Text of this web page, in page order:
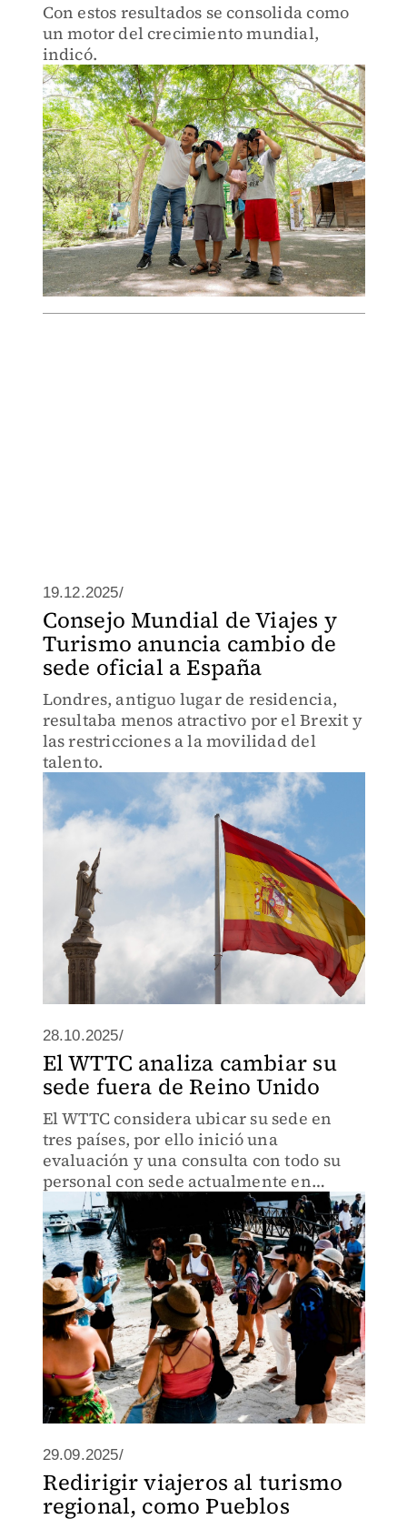
Con estos resultados se consolida como
un motor del crecimiento mundial,
indicó.
19.12.2025/
Consejo Mundial de Viajes y
Turismo anuncia cambio de
sede oficial a España
Londres, antiguo lugar de residencia,
resultaba menos atractivo por el Brexit y
las restricciones a la movilidad del
talento.
28.10.2025/
El WTTC analiza cambiar su
sede fuera de Reino Unido
El WTTC considera ubicar su sede en
tres países, por ello inició una
evaluación y una consulta con todo su
personal con sede actualmente en
Londres.
29.09.2025/
Redirigir viajeros al turismo
regional, como Pueblos